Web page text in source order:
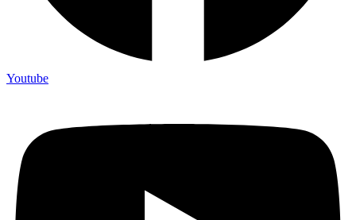
Youtube